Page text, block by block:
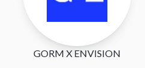
GORM X ENVISION